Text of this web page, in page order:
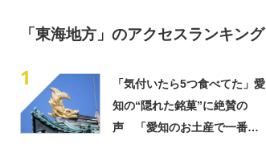
「東海地方」のアクセスランキング
1
「気付いたら5つ食べてた」愛
知の“隠れた銘菓”に絶賛の
声 「愛知のお土産で一番好